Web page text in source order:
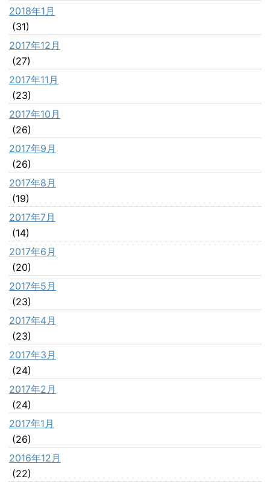
2018年1月
(31)
2017年12月
(27)
2017年11月
(23)
2017年10月
(26)
2017年9月
(26)
2017年8月
(19)
2017年7月
(14)
2017年6月
(20)
2017年5月
(23)
2017年4月
(23)
2017年3月
(24)
2017年2月
(24)
2017年1月
(26)
2016年12月
(22)